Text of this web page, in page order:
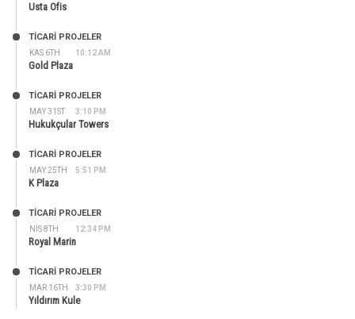
Usta Ofis
KAS 6TH 10:12 AM
TİCARİ PROJELER
Gold Plaza
MAY 31ST 3:10 PM
TİCARİ PROJELER
Hukukçular Towers
MAY 25TH 5:51 PM
TİCARİ PROJELER
K Plaza
NIS 8TH 12:34 PM
TİCARİ PROJELER
Royal Marin
MAR 16TH 3:30 PM
TİCARİ PROJELER
Yıldırım Kule